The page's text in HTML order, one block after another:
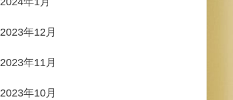
2023年12月
2023年11月
2023年10月